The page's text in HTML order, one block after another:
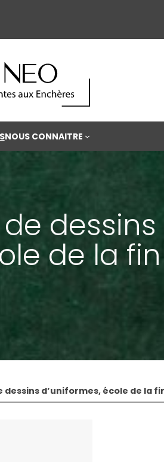
NOUS CONNAITRE
dessins
de la
dessins d’uniformes, école de la